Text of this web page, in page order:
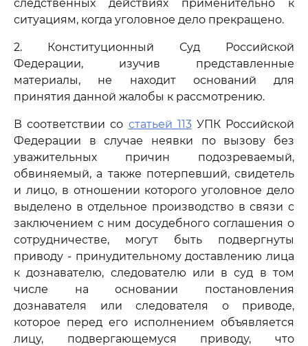
следственных действиях применительно к
ситуациям, когда уголовное дело прекращено.
2. Конституционный Суд Российской
Федерации, изучив представленные
материалы, не находит оснований для
принятия данной жалобы к рассмотрению.
В соответствии со статьей 113УПК Российской
Федерации в случае неявки по вызову без
уважительных причин подозреваемый,
обвиняемый, а также потерпевший, свидетель
и лицо, в отношении которого уголовное дело
выделено в отдельное производство в связи с
заключением с ним досудебного соглашения о
сотрудничестве, могут быть подвергнуты
приводу - принудительному доставлению лица
к дознавателю, следователю или в суд в том
числе на основании постановления
дознавателя или следователя о приводе,
которое перед его исполнением объявляется
лицу, подвергающемуся приводу, что